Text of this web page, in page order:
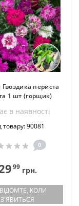
Гвоздика периста
1 шт (горщик)
в наявностi
товару: 90081
0
99грн.
КОЛИ
З'ЯВИТЬСЯ